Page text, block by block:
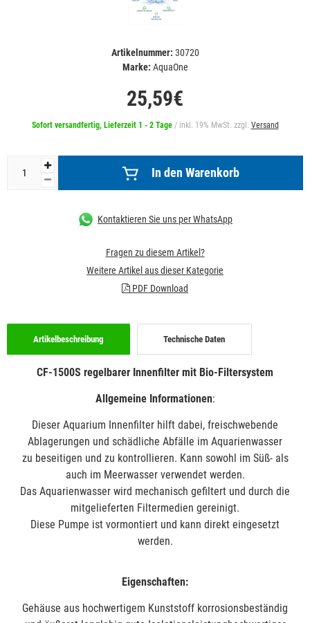
Artikelnummer: 30720
Marke: AquaOne
25,59€
Sofort versandfertig, Lieferzeit 1 - 2 Tage / inkl. 19% MwSt. zzgl. Versand
In den Warenkorb
Kontaktieren Sie uns per WhatsApp
Fragen zu diesem Artikel?
Weitere Artikel aus dieser Kategorie
PDF Download
Artikelbeschreibung Technische Daten
CF-1500S regelbarer Innenfilter mit Bio-Filtersystem
Allgemeine Informationen:
Dieser Aquarium Innenfilter hilft dabei, freischwebende
Ablagerungen und schädliche Abfälle im Aquarienwasser
zu beseitigen und zu kontrollieren. Kann sowohl im Süß- als
auch im Meerwasser verwendet werden.
Das Aquarienwasser wird mechanisch gefiltert und durch die
mitgelieferten Filtermedien gereinigt.
Diese Pumpe ist vormontiert und kann direkt eingesetzt
werden.
Eigenschaften:
Gehäuse aus hochwertigem Kunststoff korrosionsbeständig